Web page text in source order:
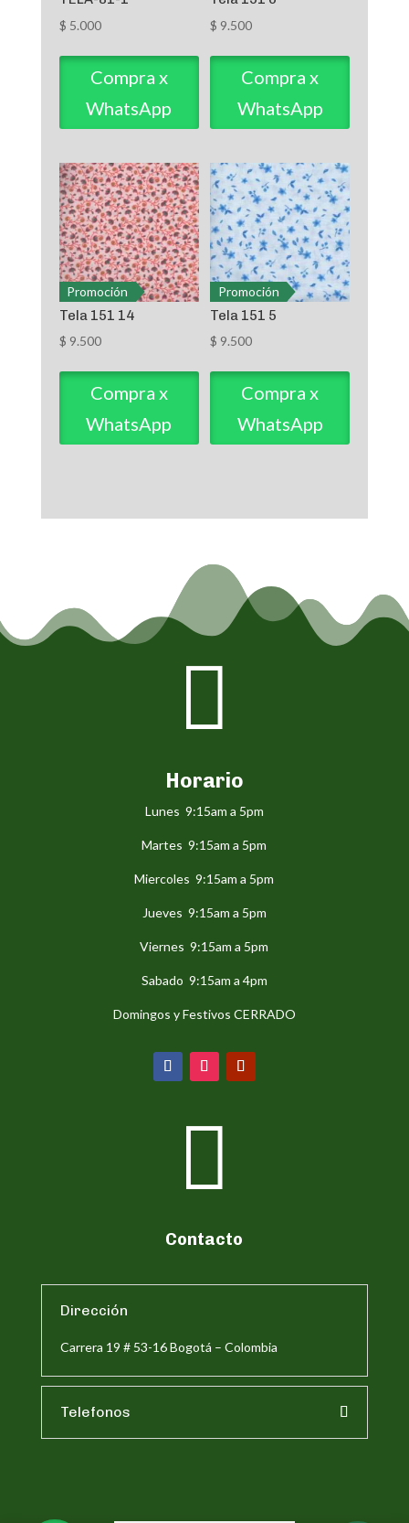
$ 5.000
Compra x
WhatsApp
$ 9.500
Compra x
WhatsApp
Promoción
Tela 151 14
$ 9.500
Compra x
WhatsApp
Promoción
Tela 151 5
$ 9.500
Compra x
WhatsApp

Horario
Lunes 9:15am a 5pm
Martes 9:15am a 5pm
Miercoles 9:15am a 5pm
Jueves 9:15am a 5pm
Viernes 9:15am a 5pm
Sabado 9:15am a 4pm
Domingos y Festivos CERRADO

Contacto
Dirección
Carrera 19 # 53-16 Bogotá – Colombia
Telefonos